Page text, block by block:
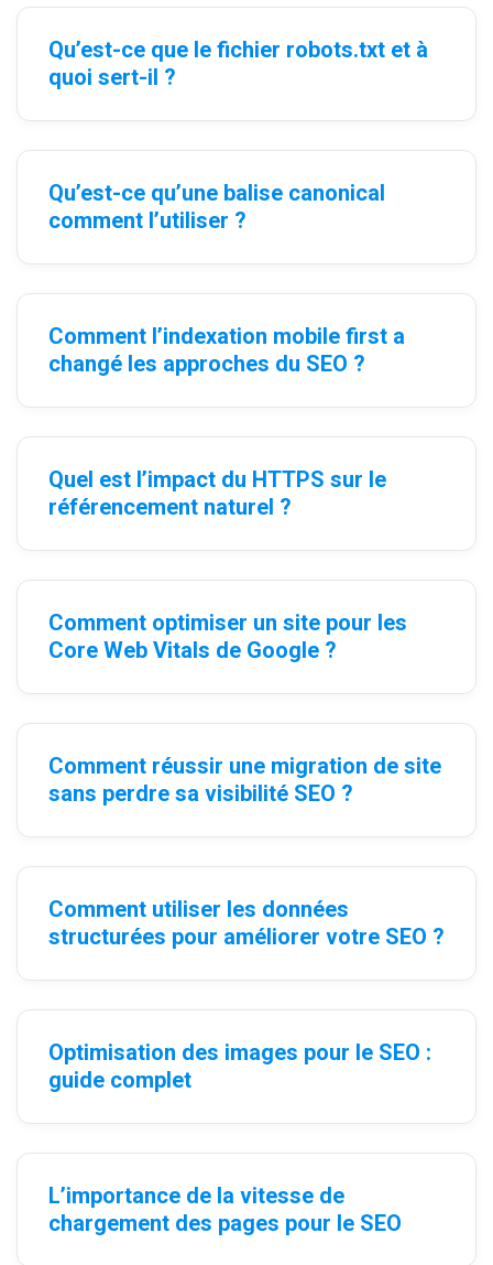
Qu’est-ce que le fichier robots.txt et à
quoi sert-il ?
Qu’est-ce qu’une balise canonical
comment l’utiliser ?
Comment l’indexation mobile first a
changé les approches du SEO ?
Quel est l’impact du HTTPS sur le
référencement naturel ?
Comment optimiser un site pour les
Core Web Vitals de Google ?
Comment réussir une migration de site
sans perdre sa visibilité SEO ?
Comment utiliser les données
structurées pour améliorer votre SEO ?
Optimisation des images pour le SEO :
guide complet
L’importance de la vitesse de
chargement des pages pour le SEO